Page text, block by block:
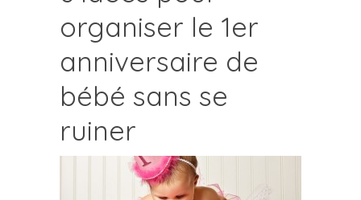
organiser le 1er
anniversaire de
bébé sans se
ruiner